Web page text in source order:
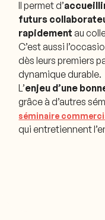
Il permet d’
futurs
rapidement au
C’est aussi
dès leurs premiers
dynamique durable.
L’enjeu d’une
grâce à d’autres
séminaire
qui entretiennent